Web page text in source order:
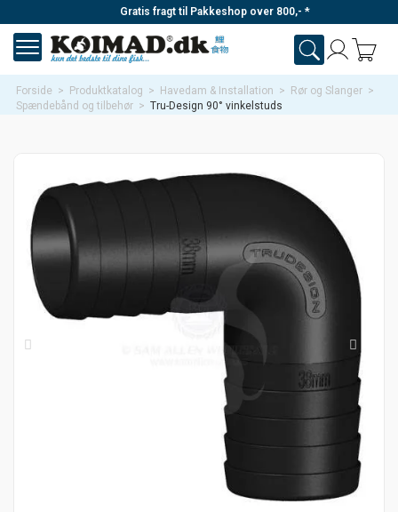
Gratis fragt til Pakkeshop over 800,- *
Forside > Produktkatalog > Havedam & Installation > Rør og Slanger >
Spændebånd og tilbehør > Tru-Design 90° vinkelstuds